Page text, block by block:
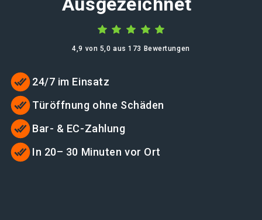
4,9 von 5,0 aus 173 Bewertungen
24/7 im Einsatz
Türöffnung ohne Schäden
Bar- & EC-Zahlung
In 20– 30 Minuten vor Ort